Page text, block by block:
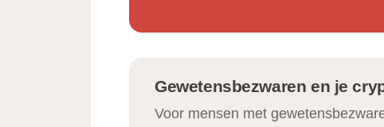
Gewetensbezwaren en je
Voor mensen met